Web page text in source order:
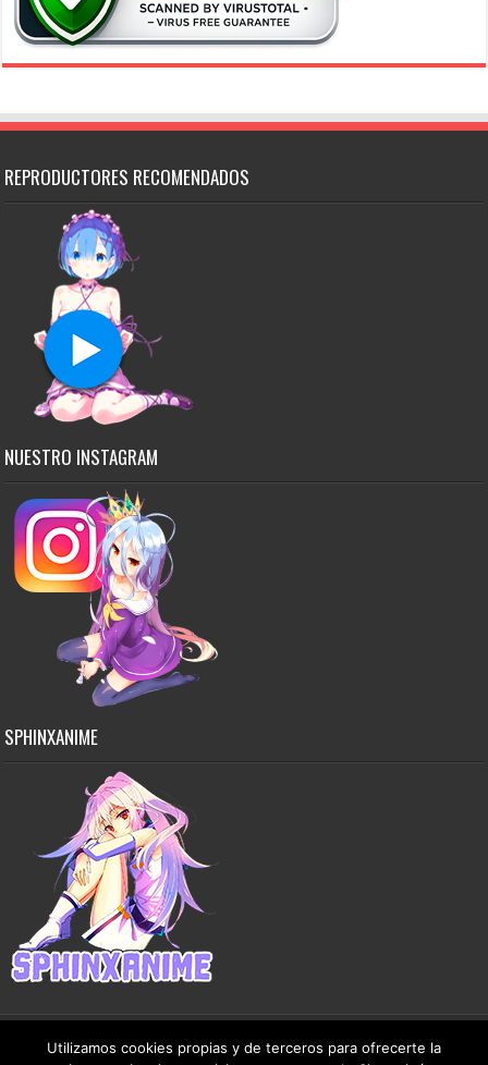
REPRODUCTORES RECOMENDADOS
NUESTRO INSTAGRAM
SPHINXANIME
Utilizamos cookies propias y de terceros para ofrecerte la